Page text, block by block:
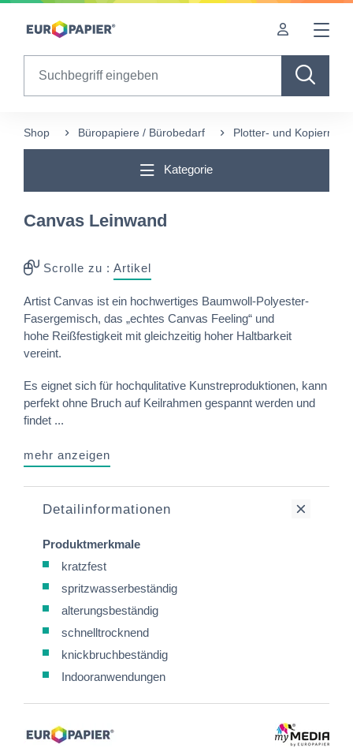
Table Of Content
Diese Produkte könnten Sie auch interessieren
Shop Büropapiere / Bürobedarf Plotter- und
Kategorie
Canvas Leinwand
Scrolle zu : Artikel
Artist Canvas ist ein hochwertiges Baumwoll-Polyester-
Fasergemisch, das „echtes Canvas Feeling“ und
hohe Reißfestigkeit mit gleichzeitig hoher Haltbarkeit
vereint.
Es eignet sich für hochqulitative Kunstreproduktionen, kann
perfekt ohne Bruch auf Keilrahmen gespannt werden und
findet ...
mehr anzeigen
Detailinformationen
Produktmerkmale
kratzfest
spritzwasserbeständig
alterungsbeständig
schnelltrocknend
knickbruchbeständig
Indooranwendungen